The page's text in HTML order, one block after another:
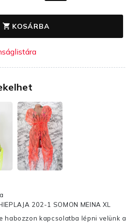
shopping_cart KOSÁRBA
202-1 SOMON MEINA XL
habozzon kapcsolatba lépni velünk a